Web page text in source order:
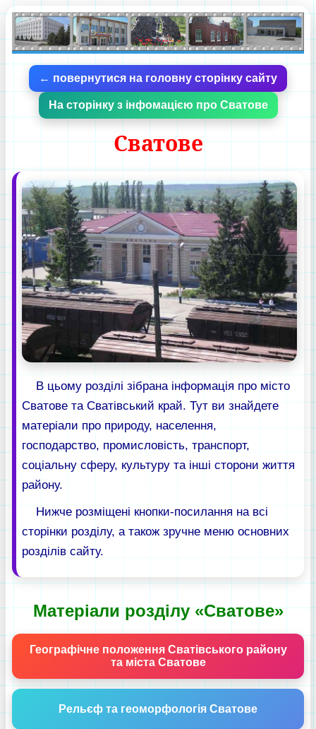
← повернутися на головну сторінку сайту
На сторінку з інфомацією про Сватове
Сватове
В цьому розділі зібрана інформація про місто
Сватове та Сватівський край. Тут ви знайдете
матеріали про природу, населення,
господарство, промисловість, транспорт,
соціальну сферу, культуру та інші сторони життя
району.
Нижче розміщені кнопки-посилання на всі
сторінки розділу, а також зручне меню основних
розділів сайту.
Матеріали розділу «Сватове»
Географічне положення Сватівського району
та міста Сватове
Рельєф та геоморфологія Сватове